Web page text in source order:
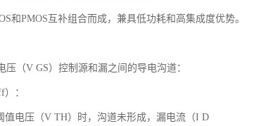
和PMOS互补组合而成，兼具低功耗和高集成度优势。
压（V GS）控制源和漏之间的导电沟道：
：
值电压（V TH）时，沟道未形成，漏电流（I D